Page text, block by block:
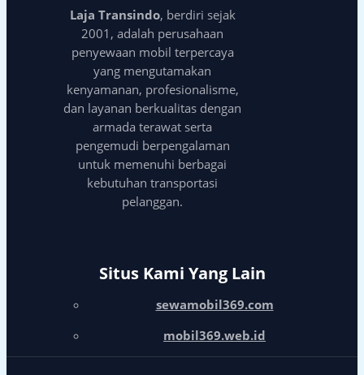
Laja Transindo, berdiri sejak
2001, adalah perusahaan
penyewaan mobil terpercaya
yang mengutamakan
kenyamanan, profesionalisme,
dan layanan berkualitas dengan
armada terawat serta
pengemudi berpengalaman
untuk memenuhi berbagai
kebutuhan transportasi
pelanggan.
Situs Kami Yang Lain
sewamobil369.com
mobil369.web.id